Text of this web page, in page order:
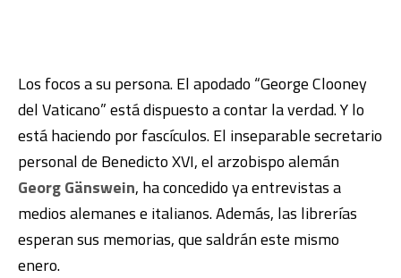
Los focos a su persona. El apodado “George Clooney
del Vaticano” está dispuesto a contar la verdad. Y lo
está haciendo por fascículos. El inseparable secretario
personal de Benedicto XVI, el arzobispo alemán
Georg Gänswein, ha concedido ya entrevistas a
medios alemanes e italianos. Además, las librerías
esperan sus memorias, que saldrán este mismo
enero.